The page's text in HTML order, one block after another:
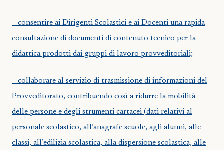
– consentire ai Dirigenti Scolastici e ai Docenti una rapida
consultazione di documenti di contenuto tecnico per la
didattica prodotti dai gruppi di lavoro provveditoriali;
– collaborare al servizio di trasmissione di informazioni del
Provveditorato, contribuendo così a ridurre la mobilità
delle persone e degli strumenti cartacei (dati relativi al
personale scolastico, all’anagrafe scuole, agli alunni, alle
classi, all’edilizia scolastica, alla dispersione scolastica, alle